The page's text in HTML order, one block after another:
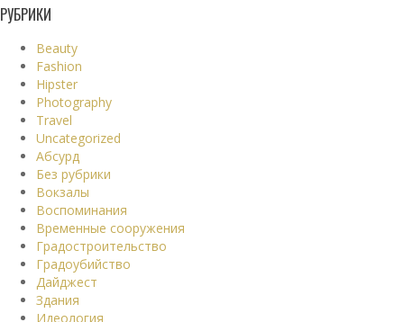
РУБРИКИ
Beauty
Fashion
Hipster
Photography
Travel
Uncategorized
Абсурд
Без рубрики
Вокзалы
Воспоминания
Временные сооружения
Градостроительство
Градоубийство
Дайджест
Здания
Идеология